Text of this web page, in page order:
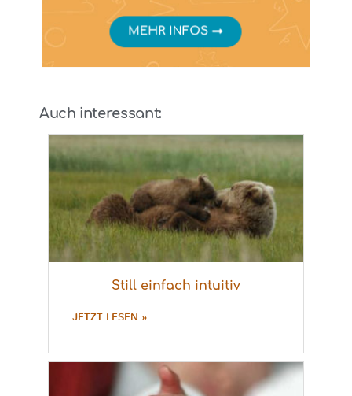
Auch interessant:
Still einfach intuitiv
JETZT LESEN »